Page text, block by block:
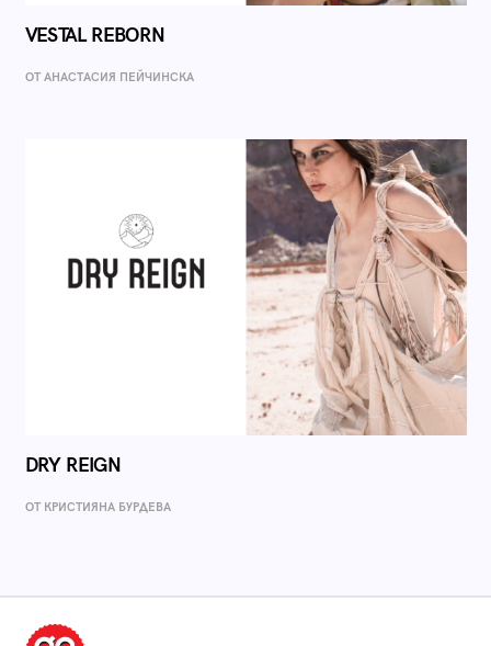
VESTAL REBORN
ОТ AНАСТАСИЯ ПЕЙЧИНСКА
DRY REIGN
ОТ КРИСТИЯНА БУРДЕВА